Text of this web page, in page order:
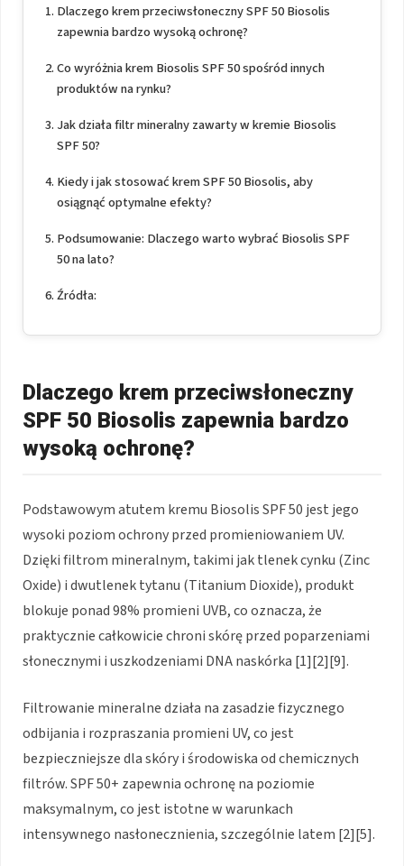
Dlaczego krem przeciwsłoneczny SPF 50 Biosolis
zapewnia bardzo wysoką ochronę?
Co wyróżnia krem Biosolis SPF 50 spośród innych
produktów na rynku?
Jak działa filtr mineralny zawarty w kremie Biosolis
SPF 50?
Kiedy i jak stosować krem SPF 50 Biosolis, aby
osiągnąć optymalne efekty?
Podsumowanie: Dlaczego warto wybrać Biosolis SPF
50 na lato?
Źródła:
Dlaczego krem przeciwsłoneczny
SPF 50 Biosolis zapewnia bardzo
wysoką ochronę?
Podstawowym atutem kremu Biosolis SPF 50 jest jego
wysoki poziom ochrony przed promieniowaniem UV.
Dzięki filtrom mineralnym, takimi jak tlenek cynku (Zinc
Oxide) i dwutlenek tytanu (Titanium Dioxide), produkt
blokuje ponad 98% promieni UVB, co oznacza, że
praktycznie całkowicie chroni skórę przed poparzeniami
słonecznymi i uszkodzeniami DNA naskórka [1][2][9].
Filtrowanie mineralne działa na zasadzie fizycznego
odbijania i rozpraszania promieni UV, co jest
bezpieczniejsze dla skóry i środowiska od chemicznych
filtrów. SPF 50+ zapewnia ochronę na poziomie
maksymalnym, co jest istotne w warunkach
intensywnego nasłonecznienia, szczególnie latem [2][5].